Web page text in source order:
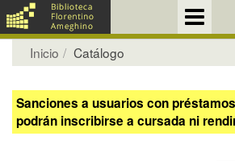
Inicio Catálogo
Sanciones a usuarios con
podrán inscribirse a cursada ni